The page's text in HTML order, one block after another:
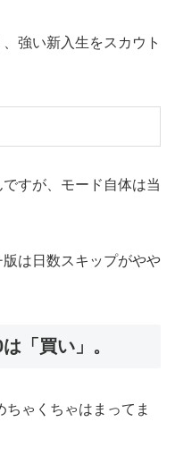
強い新入生をスカウト
すが、モード自体は当
は日数スキップがやや
「買い」。
ゃくちゃはまってま